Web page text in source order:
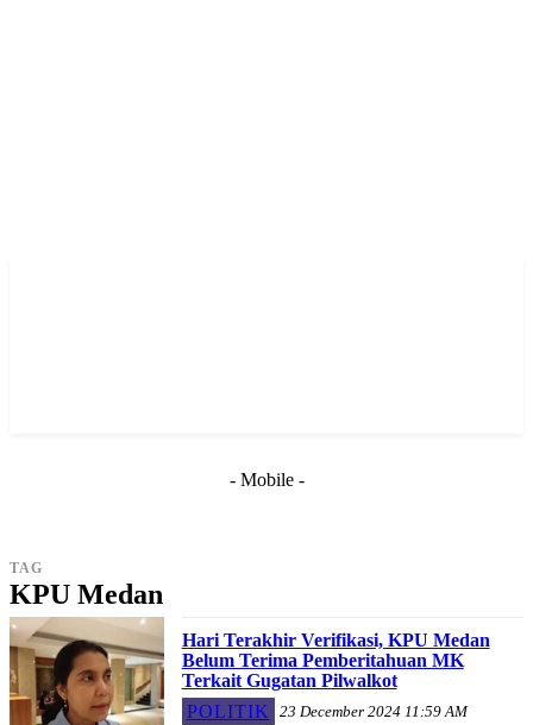
- Mobile -
TAG
KPU Medan
Hari Terakhir Verifikasi, KPU Medan
Belum Terima Pemberitahuan MK
Terkait Gugatan Pilwalkot
POLITIK
23 December 2024 11:59 AM